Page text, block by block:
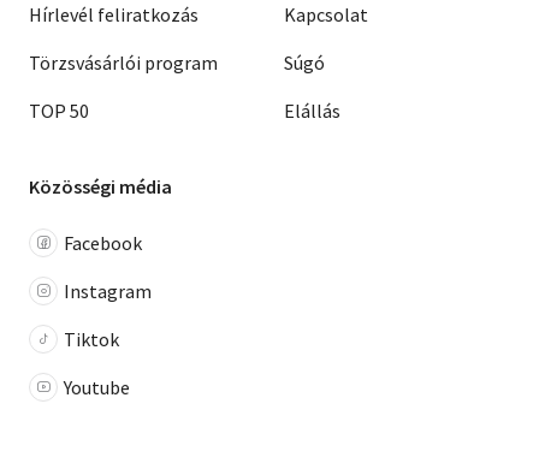
Hírlevél feliratkozás
Törzsvásárlói program
TOP 50
Kapcsolat
Súgó
Elállás
Közösségi média
Facebook
Instagram
Tiktok
Youtube